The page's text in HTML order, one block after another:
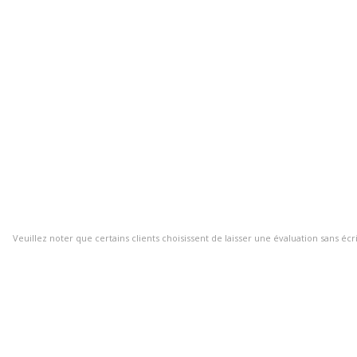
Veuillez noter que certains clients choisissent de laisser une évaluation sans